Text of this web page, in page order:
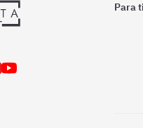
Para ti